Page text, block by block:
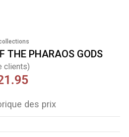
THE PHARAOS GODS
clients)
des prix